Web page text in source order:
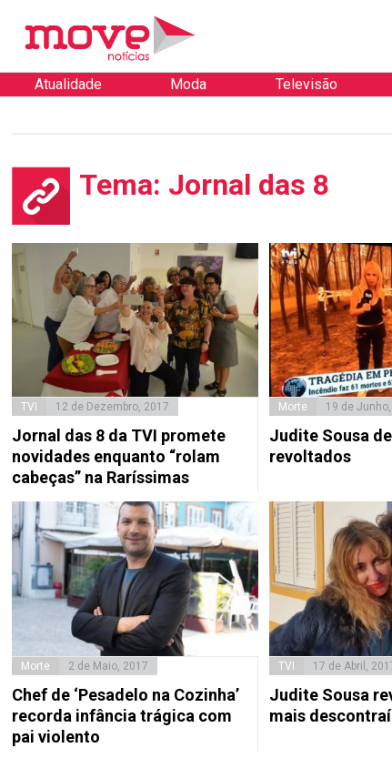
Atualidade Moda Televisão
Tema: Jornal das 8
TVI 12 de Dezembro, 2017
Jornal das 8 da TVI promete
novidades enquanto “rolam
cabeças” na Raríssimas
Morte 19 de
Judite Sousa
revoltados
Morte 2 de Maio, 2017
Chef de ‘Pesadelo na Cozinha’
recorda infância trágica com
pai violento
TVI 17 de Abril,
Judite Sousa
mais